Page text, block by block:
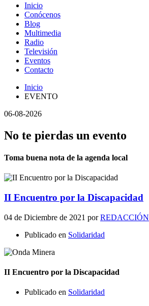
Inicio
Conócenos
Blog
Multimedia
Radio
Televisión
Eventos
Contacto
Inicio
EVENTO
06-08-2026
No te pierdas un evento
Toma buena nota de la agenda local
II Encuentro por la Discapacidad
04 de Diciembre de 2021 porREDACCIÓN
Publicado en Solidaridad
II Encuentro por la Discapacidad
Publicado en Solidaridad